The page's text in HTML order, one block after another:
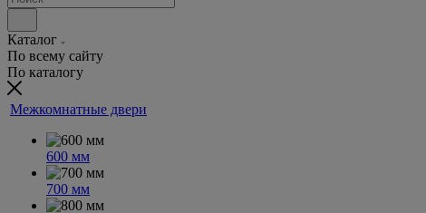
Каталог
По всему сайту
По каталогу
Межкомнатные двери
600 мм
700 мм